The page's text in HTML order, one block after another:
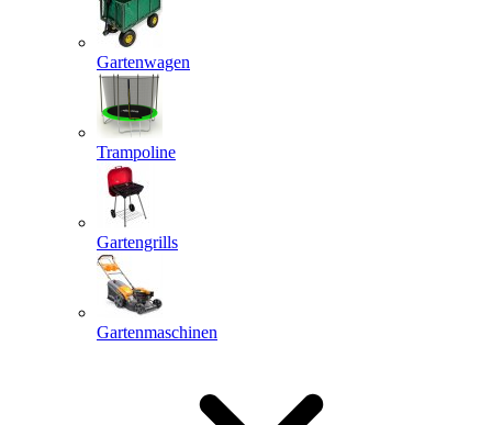
Gartenwagen
Trampoline
Gartengrills
Gartenmaschinen